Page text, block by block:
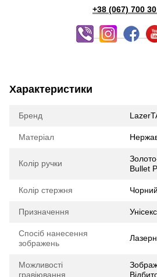
+38 (067) 700
Характеристики
Бренд
Матеріал
Колір ручки
Bullet
Колір стержня Чорний
Призначення Унісекс
Спосіб нанесення
зображень
Можливості
гравіювання